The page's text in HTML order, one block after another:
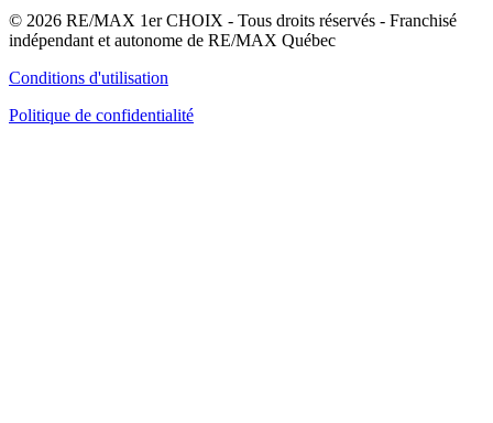
© 2026 RE/MAX 1er CHOIX - Tous droits réservés - Franchisé
indépendant et autonome de RE/MAX Québec
Conditions d'utilisation
Politique de confidentialité